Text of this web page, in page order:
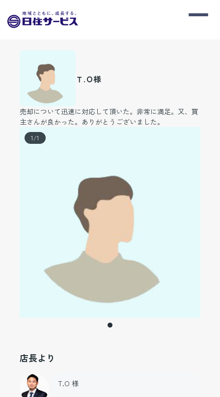
Ｔ.Ｏ様
売却について迅速に対応して頂いた。非常に満足。又、買
主さんが良かった。ありがとうございました。
1/1
店長より
T.O 様